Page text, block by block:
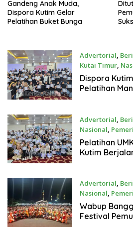
Gandeng Anak Muda,
Dispora Kutim Gelar
Pelatihan Buket Bunga
Advertorial,
Kutai Timur,
November 13,
Dispora
Pelatihan
Advertorial,
Nasional,
November 12,
Pelatihan
Kutim
Advertorial,
Nasional,
November 11,
Wabup
Festival